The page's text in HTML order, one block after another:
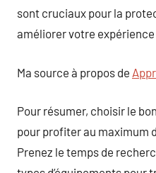
sont cruciaux pour la
améliorer votre expérience
Ma source à propos de
Pour résumer, choisir le
pour profiter au maximum
Prenez le temps de